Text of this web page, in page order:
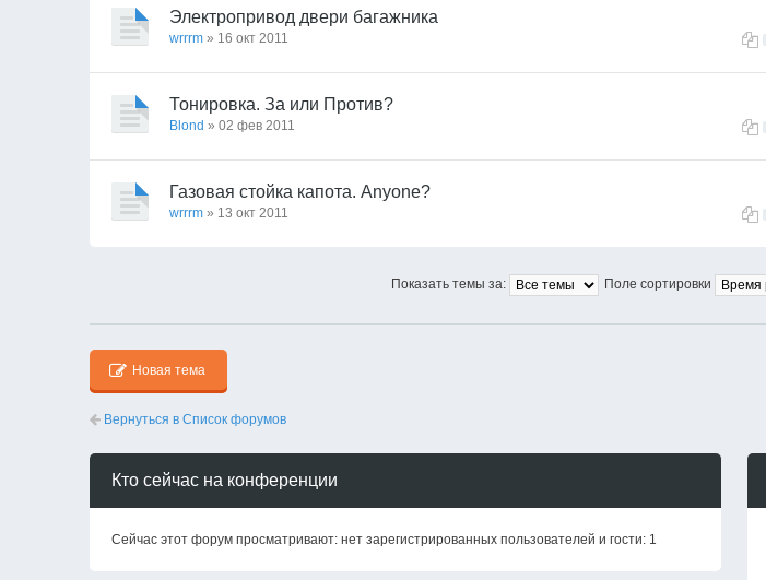
Электропривод двери багажника
wrrrm » 16 окт 2011
Тонировка. За или Против?
Blond » 02 фев 2011
Газовая стойка капота. Anyone?
wrrrm » 13 окт 2011
Показать темы за: Поле сортировки
Новая тема
Вернуться в Список форумов
Кто сейчас на конференции
Сейчас этот форум просматривают: нет зарегистрированных пользователей и гости: 1